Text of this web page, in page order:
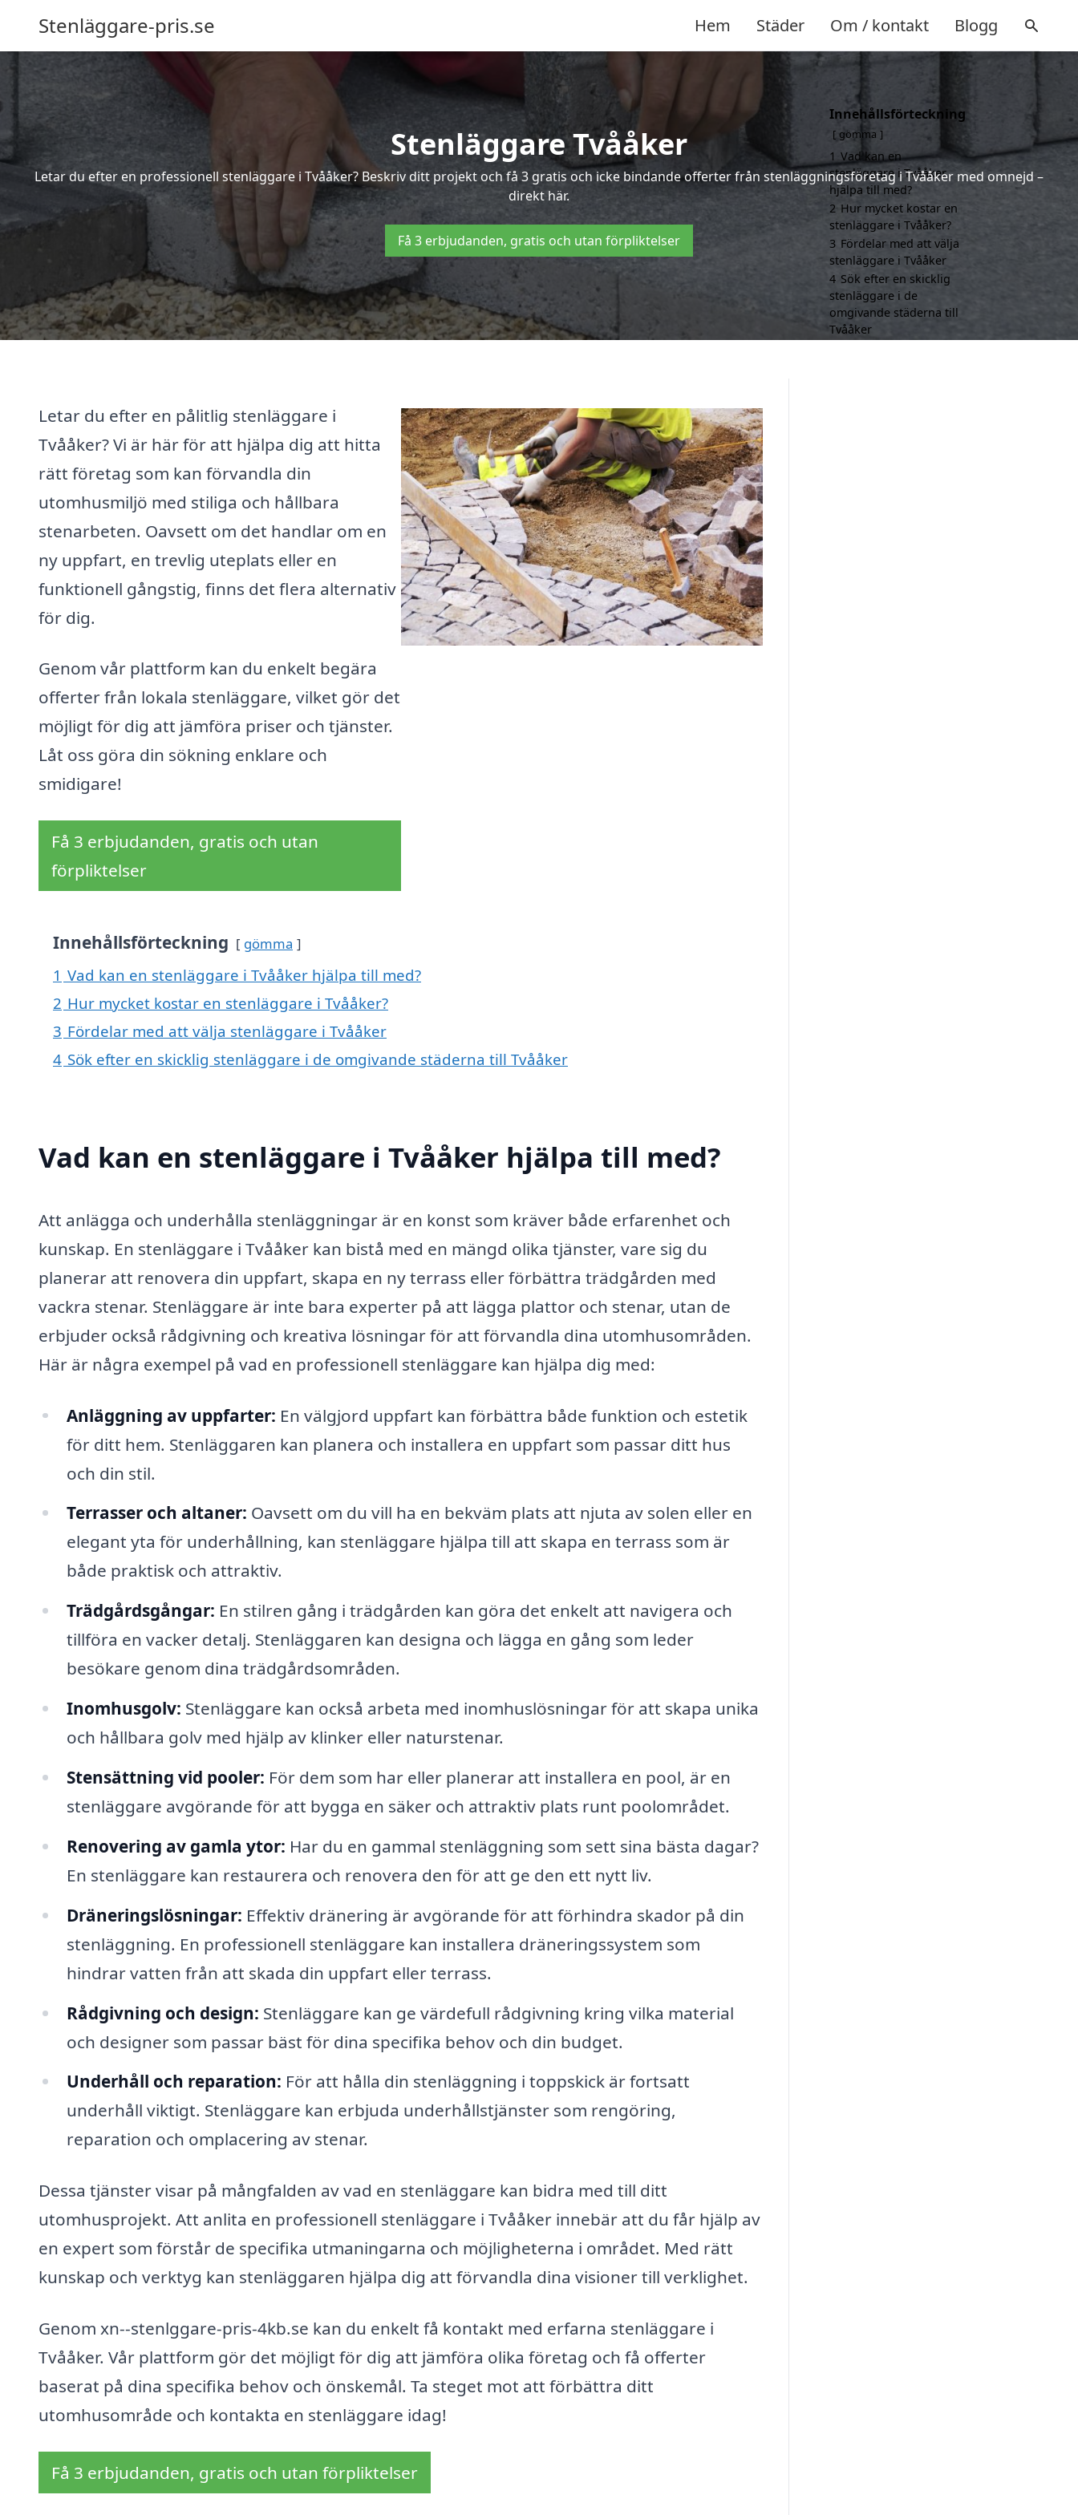
Stenläggare-pris.se Hem Städer Om / kontakt Blogg
Stenläggare Tvååker
Letar du efter en professionell stenläggare i Tvååker? Beskriv ditt projekt och få 3 gratis och icke bindande offerter från stenläggningsföretag i Tvååker med omnejd –
direkt här.
Få 3 erbjudanden, gratis och utan förpliktelser
Letar du efter en pålitlig stenläggare i
Tvååker? Vi är här för att hjälpa dig att hitta
rätt företag som kan förvandla din
utomhusmiljö med stiliga och hållbara
stenarbeten. Oavsett om det handlar om en
ny uppfart, en trevlig uteplats eller en
funktionell gångstig, finns det flera alternativ
för dig.
Genom vår plattform kan du enkelt begära
offerter från lokala stenläggare, vilket gör det
möjligt för dig att jämföra priser och tjänster.
Låt oss göra din sökning enklare och
smidigare!
Få 3 erbjudanden, gratis och utan
förpliktelser
Innehållsförteckning gömma
1 Vad kan en stenläggare i Tvååker hjälpa till med?
2 Hur mycket kostar en stenläggare i Tvååker?
3 Fördelar med att välja stenläggare i Tvååker
4 Sök efter en skicklig stenläggare i de omgivande städerna till Tvååker
Vad kan en stenläggare i Tvååker hjälpa till med?
Att anlägga och underhålla stenläggningar är en konst som kräver både erfarenhet och
kunskap. En stenläggare i Tvååker kan bistå med en mängd olika tjänster, vare sig du
planerar att renovera din uppfart, skapa en ny terrass eller förbättra trädgården med
vackra stenar. Stenläggare är inte bara experter på att lägga plattor och stenar, utan de
erbjuder också rådgivning och kreativa lösningar för att förvandla dina utomhusområden.
Här är några exempel på vad en professionell stenläggare kan hjälpa dig med:
Anläggning av uppfarter: En välgjord uppfart kan förbättra både funktion och estetik
för ditt hem. Stenläggaren kan planera och installera en uppfart som passar ditt hus
och din stil.
Terrasser och altaner: Oavsett om du vill ha en bekväm plats att njuta av solen eller en
elegant yta för underhållning, kan stenläggare hjälpa till att skapa en terrass som är
både praktisk och attraktiv.
Trädgårdsgångar: En stilren gång i trädgården kan göra det enkelt att navigera och
tillföra en vacker detalj. Stenläggaren kan designa och lägga en gång som leder
besökare genom dina trädgårdsområden.
Inomhusgolv: Stenläggare kan också arbeta med inomhuslösningar för att skapa unika
och hållbara golv med hjälp av klinker eller naturstenar.
Stensättning vid pooler: För dem som har eller planerar att installera en pool, är en
stenläggare avgörande för att bygga en säker och attraktiv plats runt poolområdet.
Renovering av gamla ytor: Har du en gammal stenläggning som sett sina bästa dagar?
En stenläggare kan restaurera och renovera den för att ge den ett nytt liv.
Dräneringslösningar: Effektiv dränering är avgörande för att förhindra skador på din
stenläggning. En professionell stenläggare kan installera dräneringssystem som
hindrar vatten från att skada din uppfart eller terrass.
Rådgivning och design: Stenläggare kan ge värdefull rådgivning kring vilka material
och designer som passar bäst för dina specifika behov och din budget.
Underhåll och reparation: För att hålla din stenläggning i toppskick är fortsatt
underhåll viktigt. Stenläggare kan erbjuda underhållstjänster som rengöring,
reparation och omplacering av stenar.
Dessa tjänster visar på mångfalden av vad en stenläggare kan bidra med till ditt
utomhusprojekt. Att anlita en professionell stenläggare i Tvååker innebär att du får hjälp av
en expert som förstår de specifika utmaningarna och möjligheterna i området. Med rätt
kunskap och verktyg kan stenläggaren hjälpa dig att förvandla dina visioner till verklighet.
Genom xn--stenlggare-pris-4kb.se kan du enkelt få kontakt med erfarna stenläggare i
Tvååker. Vår plattform gör det möjligt för dig att jämföra olika företag och få offerter
baserat på dina specifika behov och önskemål. Ta steget mot att förbättra ditt
utomhusområde och kontakta en stenläggare idag!
Få 3 erbjudanden, gratis och utan förpliktelser
Innehållsförteckning
gömma
1 Vad kan en
stenläggare i Tvååker
hjälpa till med?
2 Hur mycket kostar en
stenläggare i Tvååker?
3 Fördelar med att välja
stenläggare i Tvååker
4 Sök efter en skicklig
stenläggare i de
omgivande städerna till
Tvååker